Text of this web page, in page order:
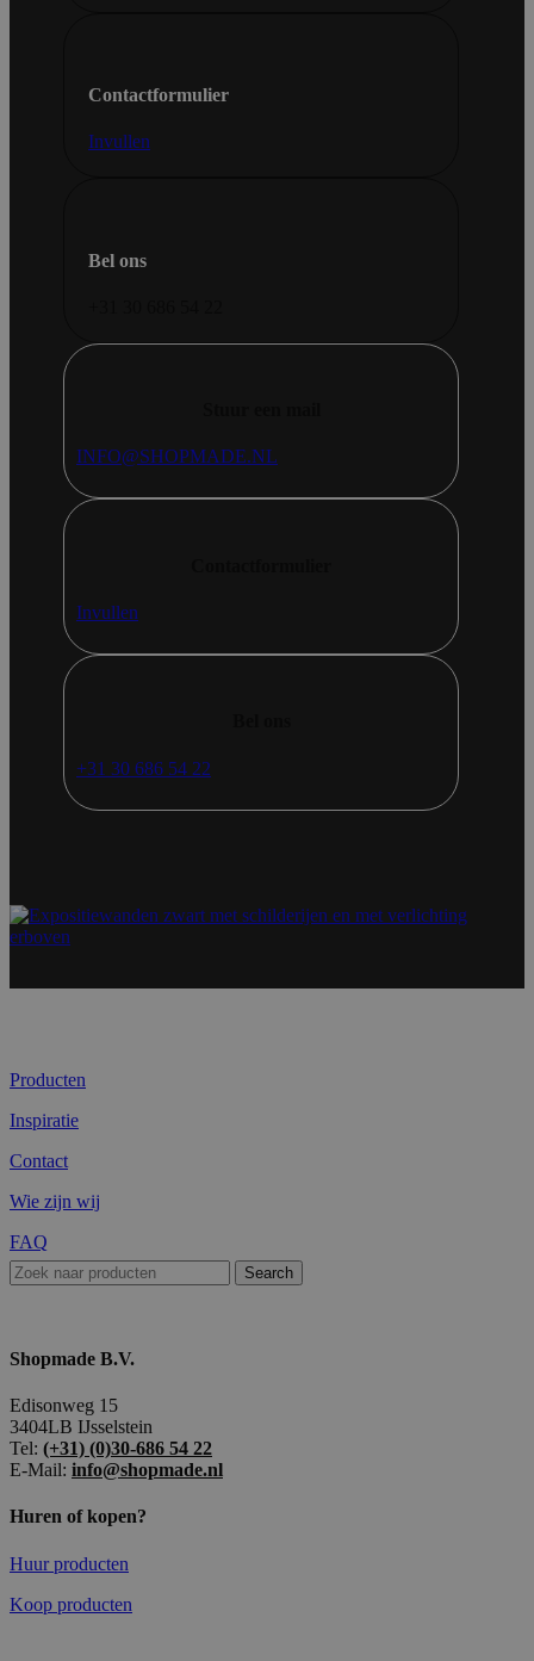
Contactformulier
Invullen
Bel ons
INFO@SHOPMADE.NL
Invullen
+31 30 686 54 22
Producten
Inspiratie
Contact
Wie zijn wij
FAQ
Search
Shopmade B.V.
Edisonweg 15
3404LB IJsselstein
Tel: (+31) (0)30-686 54 22
E-Mail: info@shopmade.nl
Huren of kopen?
Huur producten
Koop producten